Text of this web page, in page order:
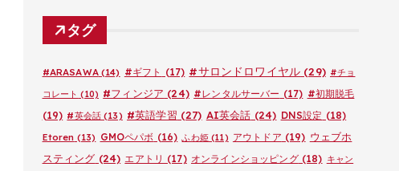
ゴ
リ
タグ
#ARASAWA(14) #ギフト (17) #サロンドロワイヤル (29) #チョ
コレート (10) #フィンジア (24) #レンタルサーバー (17) #初期脱毛
(19) #英会話 (13) #英語学習 (27) AI英会話 (24) DNS設定 (18)
Etoren (13) GMOペパボ (16) ふわ姫(11) アウトドア (19) ウェブホ
スティング (24) エアトリ (17) オンラインショッピング(18) キャン